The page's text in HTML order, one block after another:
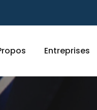
Entreprises